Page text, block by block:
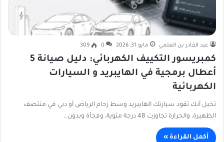
عبد القادر بن العلمي مايو 31, 2026 0
309
كمبريسور التكييف الكهربائي: دليل صيانة 5
أعطال برمجية في الهايبريد و السيارات
الكهربائية
تخيل أنك تقود سيارتك الهايبريد وسط زحام الرياض أو دبي في منتصف
الظهيرة، والحرارة تجاوزت 48 درجة مئوية، وفجأة وبدون…
أكمل القراءة »